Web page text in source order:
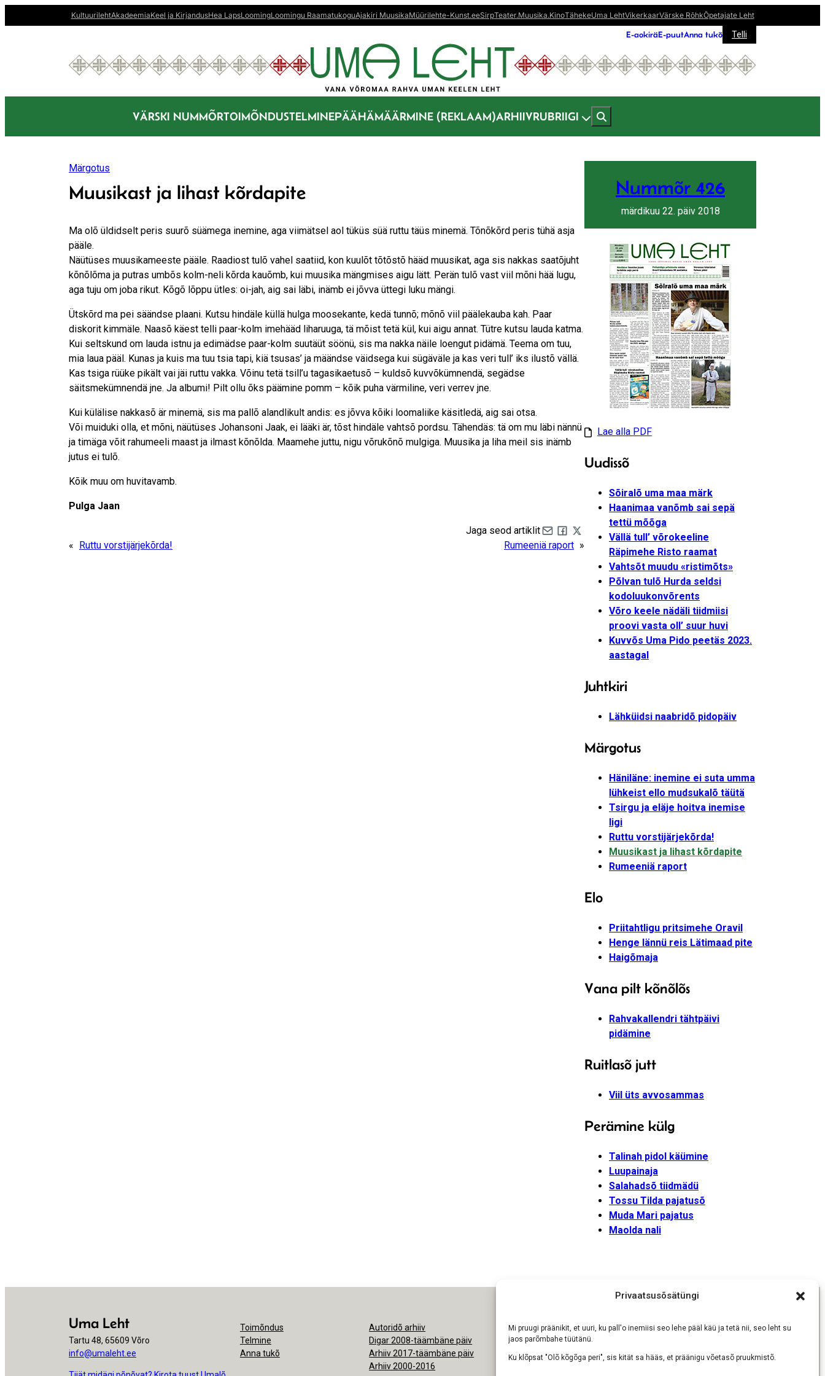
Privaatsusõsätüngi
Mi pruugi präänikit, et uuri, ku pall'o inemiisi seo lehe pääl käü ja tetä nii, seo leht su
jaos parõmbahe tüütänü.
Ku klõpsat "Olõ kõgõga peri", sis kität sa hääs, et präänigu võetasõ pruukmistõ.
sisu
KultuurilehtAkadeemiaKeel ja KirjandusHea LapsLoomingLoomingu RaamatukoguAjakiri MuusikaMüürilehte-Kunst.eeSirpTeater.Muusika.KinoTähekeUma LehtVikerkaarVärske RõhkÕpetajate Leht
E-aokiräE-puutAnna tukõ Telli
VÄRSKI NUMMÕRTOIMÕNDUSTELMINEPÄÄHÄMÄÄRMINE (REKLAAM)ARHIIVRUBRIIGI
Märgotus
Muusikast ja lihast kõrdapite
Ma olõ üldidselt peris suurõ süämega inemine, aga viimätsel aol tüküs süä ruttu täüs minemä. Tõnõkõrd peris tühä asja
pääle.
Näütüses muusikameeste pääle. Raadiost tulõ vahel saatiid, kon kuulõt tõtõstõ hääd muusikat, aga sis nakkas saatõjuht
kõnõlõma ja putras umbõs kolm-neli kõrda kauõmb, kui muusika mängmises aigu lätt. Perän tulõ vast viil mõni hää lugu,
aga tuju om joba rikut. Kõgõ lõppu ütles: oi-jah, aig sai läbi, inämb ei jõvva üttegi luku mängi.
Ütskõrd ma pei säändse plaani. Kutsu hindäle küllä hulga moosekante, kedä tunnõ; mõnõ viil päälekauba kah. Paar
diskorit kimmäle. Naasõ käest telli paar-kolm imehääd liharuuga, tä mõist tetä kül, kui aigu annat. Tütre kutsu lauda katma.
Kui seltskund om lauda istnu ja edimädse paar-kolm suutäüt söönü, sis ma nakka näile loengut pidämä. Teema om tuu,
mia laua pääl. Kunas ja kuis ma tuu tsia tapi, kiä tsusas’ ja määndse väidsega kui sügäväle ja kas veri tull’ iks ilustõ vällä.
Kas tsiga rüüke pikält vai jäi ruttu vakka. Võinu tetä tsill’u tagasikaetusõ – kuldsõ kuvvõkümnendä, segädse
säitsmekümnendä jne. Ja albumi! Pilt ollu õks päämine pomm – kõik puha värmiline, veri verrev jne.
Kui külälise nakkasõ är minemä, sis ma pallõ alandlikult andis: es jõvva kõiki loomaliike käsitledä, aig sai otsa.
Või muiduki olla, et mõni, näütüses Johansoni Jaak, ei lääki är, tõst hindäle vahtsõ pordsu. Tähendäs: tä om mu läbi nännü
ja timäga võit rahumeeli maast ja ilmast kõnõlda. Maamehe juttu, nigu võrukõnõ mulgiga. Muusika ja liha meil sis inämb
jutus ei tulõ.
Kõik muu om huvitavamb.
Pulga Jaan
Jaga seod artiklit
Share by e-mail
Share on Facebook
Share on X
« Ruttu vorstijärjekõrda! Rumeeniä raport »
Nummõr 426
märdikuu 22. päiv 2018
Lae alla PDF
Uudissõ
Sõiralõ uma maa märk
Haanimaa vanõmb sai sepä
tettü mõõga
Vällä tull’ võrokeeline
Räpimehe Risto raamat
Vahtsõt muudu «ristimõts»
Põlvan tulõ Hurda seldsi
kodoluukonvõrents
Võro keele nädäli tiidmiisi
proovi vasta oll’ suur huvi
Kuvvõs Uma Pido peetäs 2023.
aastagal
Juhtkiri
Lähküidsi naabridõ pidopäiv
Märgotus
Häniläne: inemine ei suta umma
lühkeist ello mudsukalõ täütä
Tsirgu ja eläje hoitva inemise
ligi
Ruttu vorstijärjekõrda!
Muusikast ja lihast kõrdapite
Rumeeniä raport
Elo
Priitahtligu pritsimehe Oravil
Henge lännü reis Lätimaad pite
Haigõmaja
Vana pilt kõnõlõs
Rahvakallendri tähtpäivi
pidämine
Ruitlasõ jutt
Viil üts avvosammas
Perämine külg
Talinah pidol käümine
Luupainaja
Salahadsõ tiidmädü
Tossu Tilda pajatusõ
Muda Mari pajatus
Maolda nali
Uma Leht
Tartu 48, 65609 Võro
info@umaleht.ee
Toimõndus
Telmine
Anna tukõ
Autoridõ arhiiv
Digar 2008-täämbäne päiv
Arhiiv 2017-täämbäne päiv
Arhiiv 2000-2016
Ligipäsemine
Nõudmisõ pruukmisõs